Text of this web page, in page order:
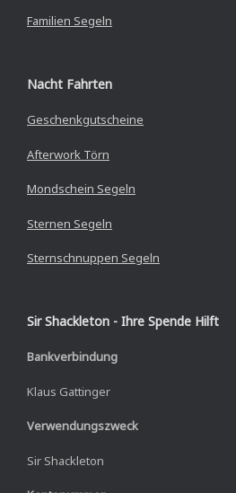
Familien Segeln
Nacht Fahrten
Geschenkgutscheine
Afterwork Törn
Mondschein Segeln
Sternen Segeln
Sternschnuppen Segeln
Sir Shackleton - Ihre Spende Hilft
Bankverbindung
Klaus Gattinger
Verwendungszweck
Sir Shackleton